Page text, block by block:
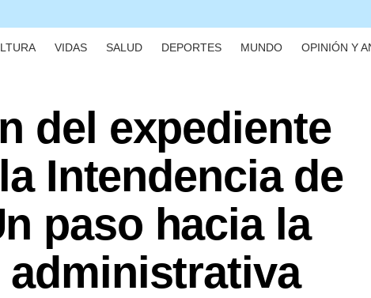
VIDAS SALUD DEPORTES MUNDO OPINIÓN Y
del expediente
Intendencia de
paso hacia la